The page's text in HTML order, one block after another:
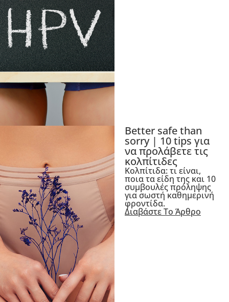
Better safe than
sorry | 10 tips για
να προλάβετε τις
κολπίτιδες
Κολπίτιδα: τι είναι,
ποια τα είδη της και 10
συμβουλές πρόληψης
για σωστή καθημερινή
φροντίδα.
Διαβάστε Το Άρθρο